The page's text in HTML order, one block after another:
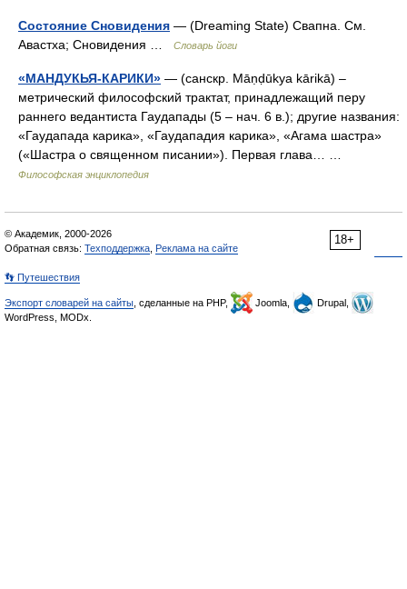
Состояние Сновидения — (Dreaming State) Свапна. См.
Авастха; Сновидения …
Словарь йоги
«МАНДУКЬЯ-КАРИКИ» — (санскр. Māṇḍūkya kārikā) –
метрический философский трактат, принадлежащий перу
раннего ведантиста Гаудапады (5 – нач. 6 в.); другие названия:
«Гаудапада карика», «Гаудападия карика», «Агама шастра»
(«Шастра о священном писании»). Первая глава… …
Философская энциклопедия
18+
© Академик, 2000-2026
Обратная связь: Техподдержка Реклама на сайте
👣 Путешествия
Экспорт словарей на сайты , сделанные на PHP, Joomla,
Drupal,
WordPress, MODx.